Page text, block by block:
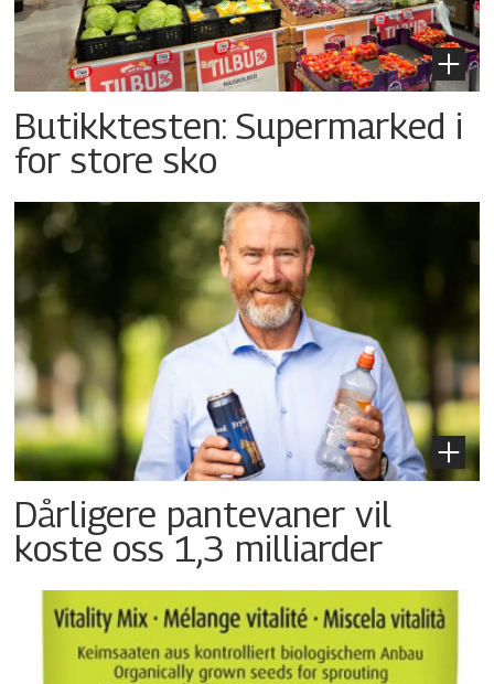
Butikktesten: Supermarked i
for store sko
Dårligere pantevaner vil
koste oss 1,3 milliarder